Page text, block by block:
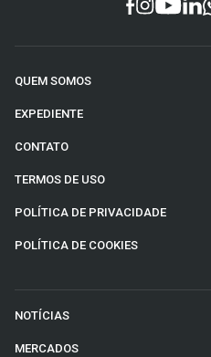
QUEM SOMOS
EXPEDIENTE
CONTATO
TERMOS DE USO
POLÍTICA DE PRIVACIDADE
POLÍTICA DE COOKIES
NOTÍCIAS
MERCADOS